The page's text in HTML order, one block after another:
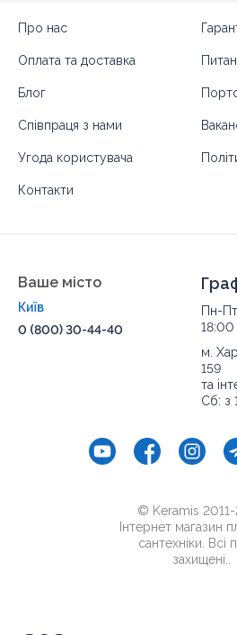
Про нас
Оплата та доставка
Блог
Співпраця з нами
Угода користувача
Контакти
Ваше місто
Київ
0 (800) 30-44-40
Пн-
18:00
м.
159
та
Сб: з
© Keramis
Інтернет магазин
сантехніки. Всі
захищені..